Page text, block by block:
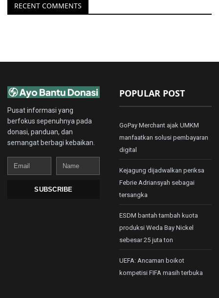
RECENT COMMENTS
Pusat informasi yang
berfokus sepenuhnya pada
donasi, panduan, dan
semangat berbagi kebaikan.
Email
Name
SUBSCRIBE
POPULAR POST
GoPay Merchant ajak UMKM
manfaatkan solusi pembayaran
digital
Kejagung dijadwalkan periksa
Febrie Adriansyah sebagai
tersangka
ESDM bantah tambah kuota
produksi Weda Bay Nickel
sebesar 25 juta ton
UEFA: Ancaman boikot
kompetisi FIFA masih terbuka